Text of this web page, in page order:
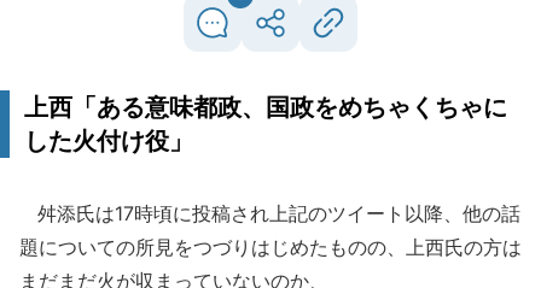
上西「ある意味都政、国政をめちゃくちゃに
した火付け役」
舛添氏は17時頃に投稿され上記のツイート以降、他の話
題についての所見をつづりはじめたものの、上西氏の方は
まだまだ火が収まっていないのか、